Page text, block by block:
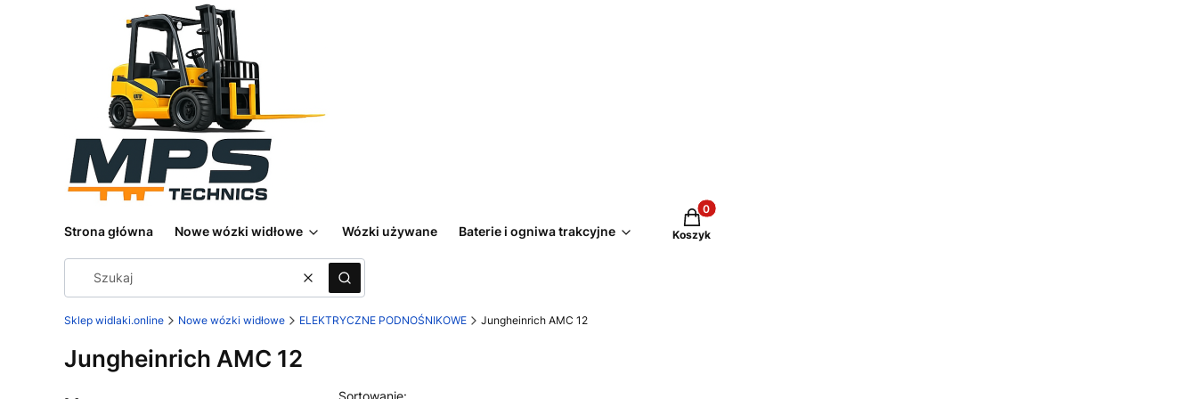
Strona główna Nowe wózki widłowe Wózki używane Baterie i ogniwa trakcyjne
Produkty w koszyku: 0. Zobacz szczegóły
Koszyk
WyczyśćSzukaj
Sklep widlaki.online Nowe wózki widłowe ELEKTRYCZNE PODNOŚNIKOWE Jungheinrich AMC 12
Jungheinrich AMC 12
Sortowanie: